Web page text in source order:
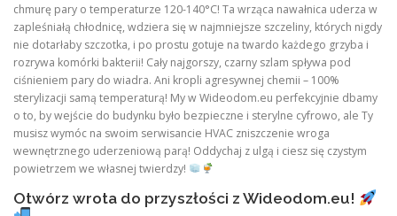
chmurę pary o temperaturze 120-140°C! Ta wrząca nawałnica uderza w
zapleśniałą chłodnicę, wdziera się w najmniejsze szczeliny, których nigdy
nie dotarłaby szczotka, i po prostu gotuje na twardo każdego grzyba i
rozrywa komórki bakterii! Cały najgorszy, czarny szlam spływa pod
ciśnieniem pary do wiadra. Ani kropli agresywnej chemii – 100%
sterylizacji samą temperaturą! My w Wideodom.eu perfekcyjnie dbamy
o to, by wejście do budynku było bezpieczne i sterylne cyfrowo, ale Ty
musisz wymóc na swoim serwisancie HVAC zniszczenie wroga
wewnętrznego uderzeniową parą! Oddychaj z ulgą i ciesz się czystym
powietrzem we własnej twierdzy!
Otwórz wrota do przyszłości z Wideodom.eu!